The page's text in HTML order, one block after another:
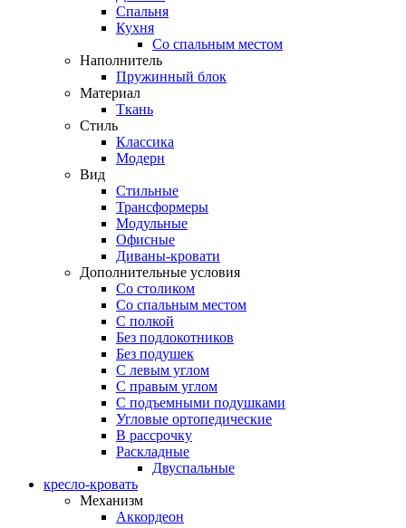
Спальня
Кухня
Со спальным местом
Наполнитель
Пружинный блок
Материал
Ткань
Стиль
Классика
Модерн
Вид
Стильные
Трансформеры
Модульные
Офисные
Диваны-кровати
Дополнительные условия
Со столиком
Со спальным местом
С полкой
Без подлокотников
Без подушек
C левым углом
C правым углом
С подъемными подушками
Угловые ортопедические
В рассрочку
Раскладные
Двуспальные
кресло-кровать
Механизм
Аккордеон